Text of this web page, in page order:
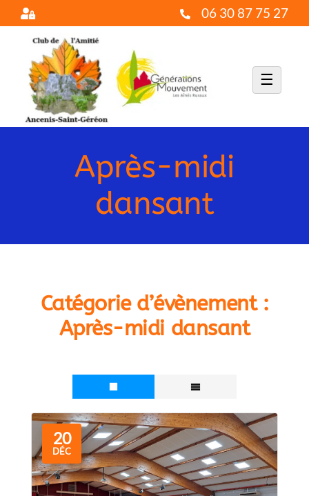
Passer
contenu
06 30 87 75 27
☰
Après-midi
dansant
Catégorie d’évènement :
Après-midi dansant
20
DÉC